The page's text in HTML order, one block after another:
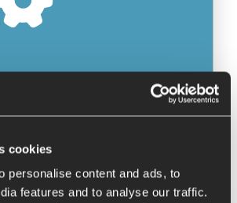
cookies
personalise content and ads, to
features and to analyse our traffic.
Erstellung eines strukturierten
Auftragsvergabe